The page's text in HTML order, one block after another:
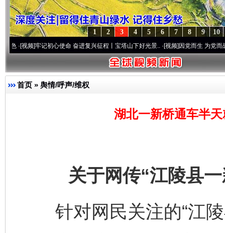
10
9
8
7
6
5
4
3
2
1
牢记初心使命 奋进复兴征程丨宝塔山下好光景..·[视频]因党而生 为党而战——百年“
首页 » 舆情/呼声/维权
湖北一新桥通车半
关于网传“江陵县
针对网民关注的“江陵